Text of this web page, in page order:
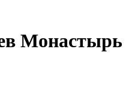
Монастырь